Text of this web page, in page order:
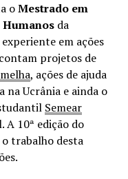
oMestrado em
Humanos da
experiente em ações
projetos de
, ações de ajuda
Ucrânia e ainda o
Semear
10ª edição do
trabalho desta